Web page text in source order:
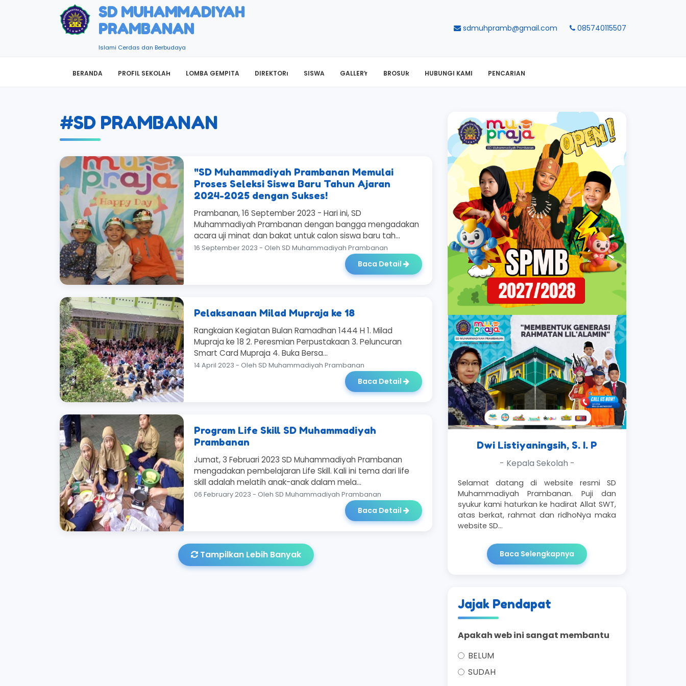
SD MUHAMMADIYAH
PRAMBANAN
Islami Cerdas dan Berbudaya
sdmuhpramb@gmail.com 085740115507
BERANDA PROFIL SEKOLAH LOMBA GEMPITA DIREKTORI SISWA GALLERY BROSUR HUBUNGI KAMI PENCARIAN
#SD PRAMBANAN
"SD Muhammadiyah Prambanan Memulai
Proses Seleksi Siswa Baru Tahun Ajaran
2024-2025 dengan Sukses!
Prambanan, 16 September 2023 - Hari ini, SD
Muhammadiyah Prambanan dengan bangga mengadakan
acara uji minat dan bakat untuk calon siswa baru tah...
16 September 2023 - Oleh SD Muhammadiyah Prambanan
Baca Detail
Pelaksanaan Milad Mupraja ke 18
Rangkaian Kegiatan Bulan Ramadhan 1444 H 1. Milad
Mupraja ke 18 2. Peresmian Perpustakaan 3. Peluncuran
Smart Card Mupraja 4. Buka Bersa...
14 April 2023 - Oleh SD Muhammadiyah Prambanan
Baca Detail
Program Life Skill SD Muhammadiyah
Prambanan
Jumat, 3 Februari 2023 SD Muhammadiyah Prambanan
mengadakan pembelajaran Life Skill. Kali ini tema dari life
skill adalah melatih anak-anak dalam mela...
06 February 2023 - Oleh SD Muhammadiyah Prambanan
Baca Detail
Tampilkan Lebih Banyak
Dwi Listiyaningsih, S. I. P
- Kepala Sekolah -
Selamat datang di website resmi SD
Muhammadiyah Prambanan. Puji dan
syukur kami haturkan ke hadirat Allat SWT,
atas berkat, rahmat dan ridhoNya maka
website SD…
Baca Selengkapnya
Jajak Pendapat
Apakah web ini sangat membantu
BELUM
SUDAH